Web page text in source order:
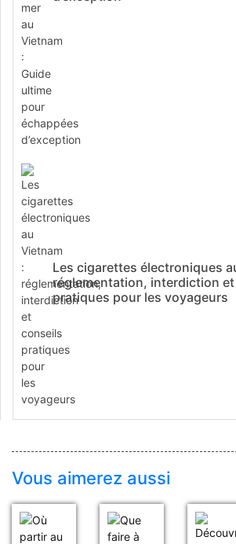
Les cigarettes électroniques
réglementation, interdiction
pratiques pour les voyageurs
Vous aimerez aussi